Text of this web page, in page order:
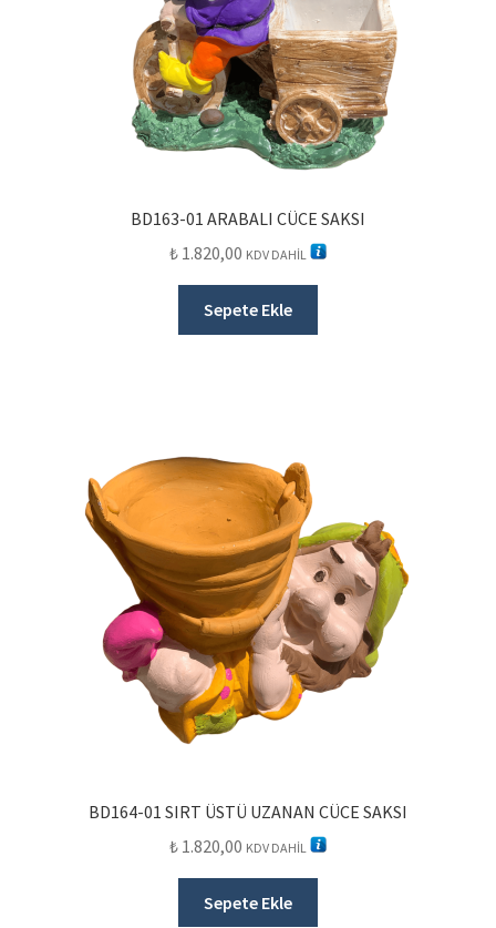
BD163-01 ARABALI CÜCE SAKSI
₺ 1.820,00 KDV DAHİL
Sepete Ekle
BD164-01 SIRT ÜSTÜ UZANAN CÜCE SAKSI
₺ 1.820,00 KDV DAHİL
Sepete Ekle